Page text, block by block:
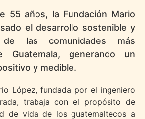
55 años, la Fundación Mario
el desarrollo sostenible y
las comunidades más
Guatemala, generando un
y medible.
López, fundada por el ingeniero
, trabaja con el propósito de
de vida de los guatemaltecos a